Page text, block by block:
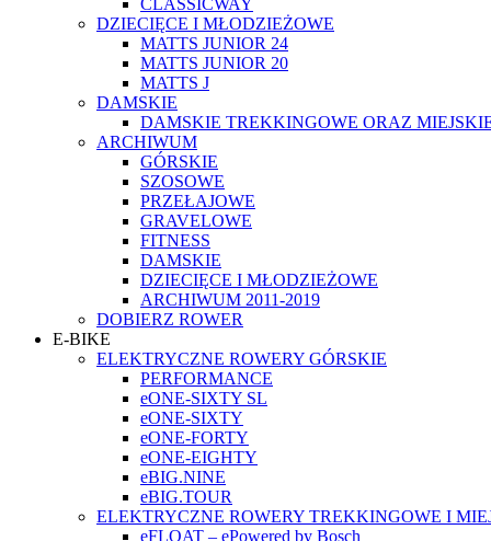
CLASSICWAY
DZIECIĘCE I MŁODZIEŻOWE
MATTS JUNIOR 24
MATTS JUNIOR 20
MATTS J
DAMSKIE
DAMSKIE TREKKINGOWE ORAZ
ARCHIWUM
GÓRSKIE
SZOSOWE
PRZEŁAJOWE
GRAVELOWE
FITNESS
DAMSKIE
DZIECIĘCE I MŁODZIEŻOWE
ARCHIWUM 2011-2019
DOBIERZ ROWER
E-BIKE
ELEKTRYCZNE ROWERY GÓRSKIE
PERFORMANCE
eONE-SIXTY SL
eONE-SIXTY
eONE-FORTY
eONE-EIGHTY
eBIG.NINE
eBIG.TOUR
ELEKTRYCZNE ROWERY TREKKINGOWE I
eFLOAT – ePowered by Bosch